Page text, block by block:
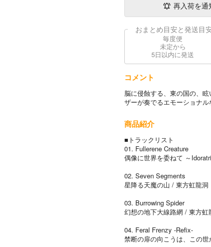
再入荷を通
おまとめ目安と発送目
毎度便
未定から
5日以内に発送
コメント
脳に侵蝕する、東の国の、
ザーが奏でるエモーショナル
商品紹介
■トラックリスト
01. Fullerene Creature
偶像に世界を委ねて ～
02. Seven Segments
星降る天魔の山 / 東方虹龍洞
03. Burrowing Spider
幻想の地下大線路網 / 東方虹
04. Feral Frenzy -Refix-
禁断の扉の向こうは、この